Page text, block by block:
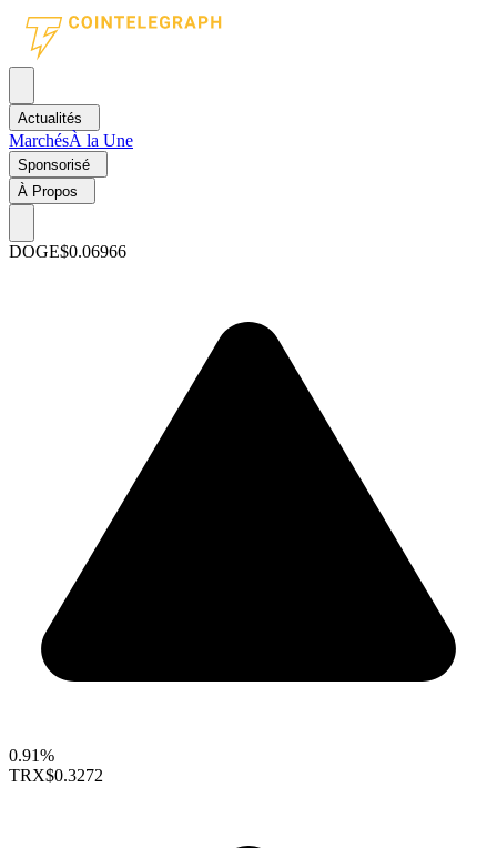
Actualités
MarchésÀ la Une
Sponsorisé
À Propos
DOGE$0.06966
0.91%
TRX$0.3272